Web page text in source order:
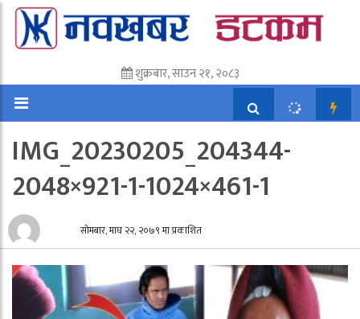
शुक्रबार, साउन २१, २०८३
IMG_20230205_204344-
2048×921-1-1024×461-1
सोमबार, माघ २२, २०७९ मा प्रकाशित